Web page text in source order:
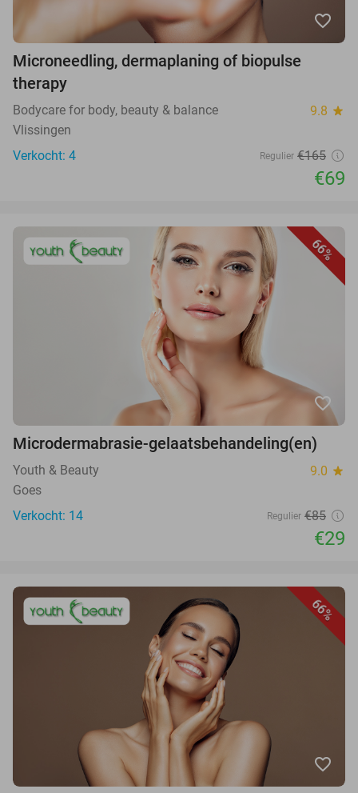
favorite_border
Microneedling, dermaplaning of biopulse
therapy
Bodycare for body, beauty & balance 9.8 star
Vlissingen
Verkocht: 4
Regulier €165
€69
66%
favorite_border
Microdermabrasie-gelaatsbehandeling(en)
Youth & Beauty 9.0 star
Goes
Verkocht: 14
Regulier €85
€29
66%
favorite_border